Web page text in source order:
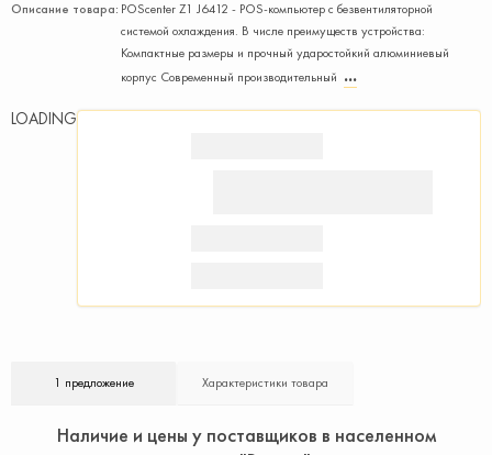
Описание товара: POScenter Z1 J6412 - POS-компьютер с безвентиляторной
системой охлаждения. В числе преимуществ устройства:
Компактные размеры и прочный ударостойкий алюминиевый
корпус Современный производительный
LOADING
1 предложение Характеристики товара
Наличие и цены у поставщиков в населенном